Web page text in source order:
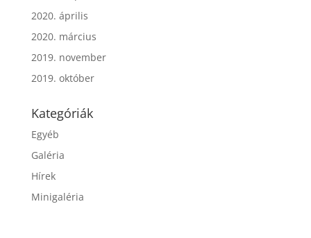
2020. április
2020. március
2019. november
2019. október
Kategóriák
Egyéb
Galéria
Hírek
Minigaléria